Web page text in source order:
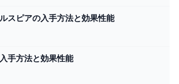
スピアの入手方法と効果性能
手方法と効果性能